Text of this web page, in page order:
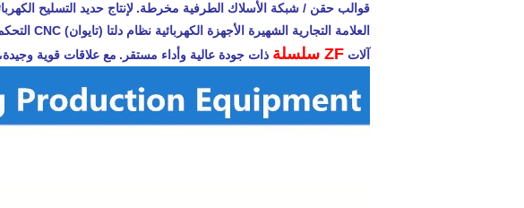
قوالب حقن / شبكة الأسلاك الطرفية مخرطة. لإنتاج حديد التسليح
العلامة التجارية الشهيرة الأجهزة الكهربائية نظام دلتا (تايوان) CNC التحكم.
آلات ZF سلسلة ذات جودة عالية وأداء مستقر. مع علاقات قوية